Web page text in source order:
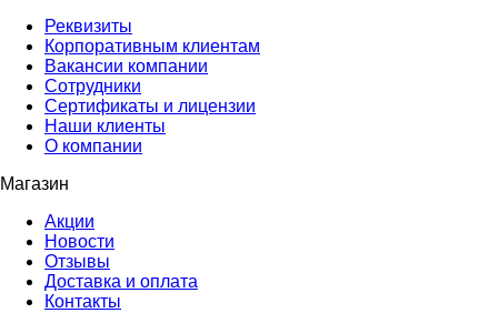
Реквизиты
Корпоративным клиентам
Вакансии компании
Сотрудники
Сертификаты и лицензии
Наши клиенты
О компании
Магазин
Акции
Новости
Отзывы
Доставка и оплата
Контакты